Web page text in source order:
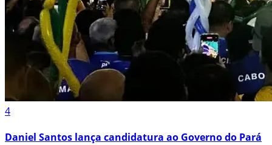
4
Daniel Santos lança candidatura ao Governo do Pará